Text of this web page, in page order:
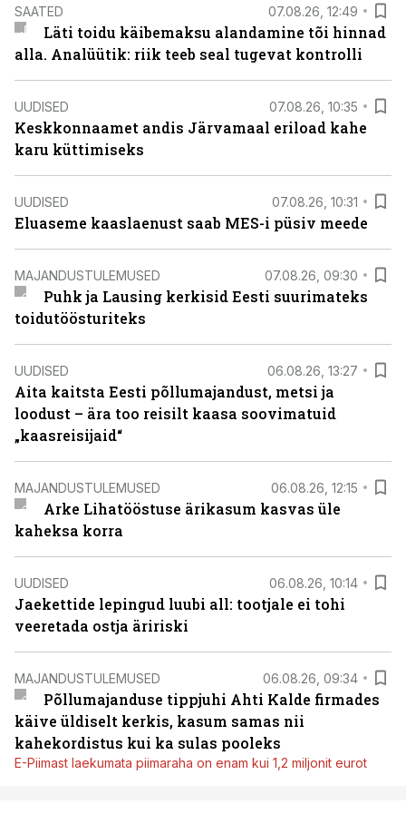
SAATED 07.08.26, 12:49
Läti toidu käibemaksu alandamine tõi hinnad
alla. Analüütik: riik teeb seal tugevat kontrolli
UUDISED 07.08.26, 10:35
Keskkonnaamet andis Järvamaal eriload kahe
karu küttimiseks
UUDISED 07.08.26, 10:31
Eluaseme kaaslaenust saab MES-i püsiv meede
MAJANDUSTULEMUSED 07.08.26, 09:30
Puhk ja Lausing kerkisid Eesti suurimateks
toidutöösturiteks
UUDISED 06.08.26, 13:27
Aita kaitsta Eesti põllumajandust, metsi ja
loodust – ära too reisilt kaasa soovimatuid
„kaasreisijaid“
MAJANDUSTULEMUSED 06.08.26, 12:15
Arke Lihatööstuse ärikasum kasvas üle
kaheksa korra
UUDISED 06.08.26, 10:14
Jaekettide lepingud luubi all: tootjale ei tohi
veeretada ostja äririski
MAJANDUSTULEMUSED 06.08.26, 09:34
Põllumajanduse tippjuhi Ahti Kalde firmades
käive üldiselt kerkis, kasum samas nii
kahekordistus kui ka sulas pooleks
E-Piimast laekumata piimaraha on enam kui 1,2 miljonit eurot